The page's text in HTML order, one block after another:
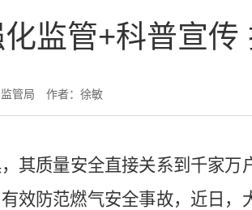
监管+科普宣传
管局 作者：徐敏
其质量安全直接关系到千家
效防范燃气安全事故，近日